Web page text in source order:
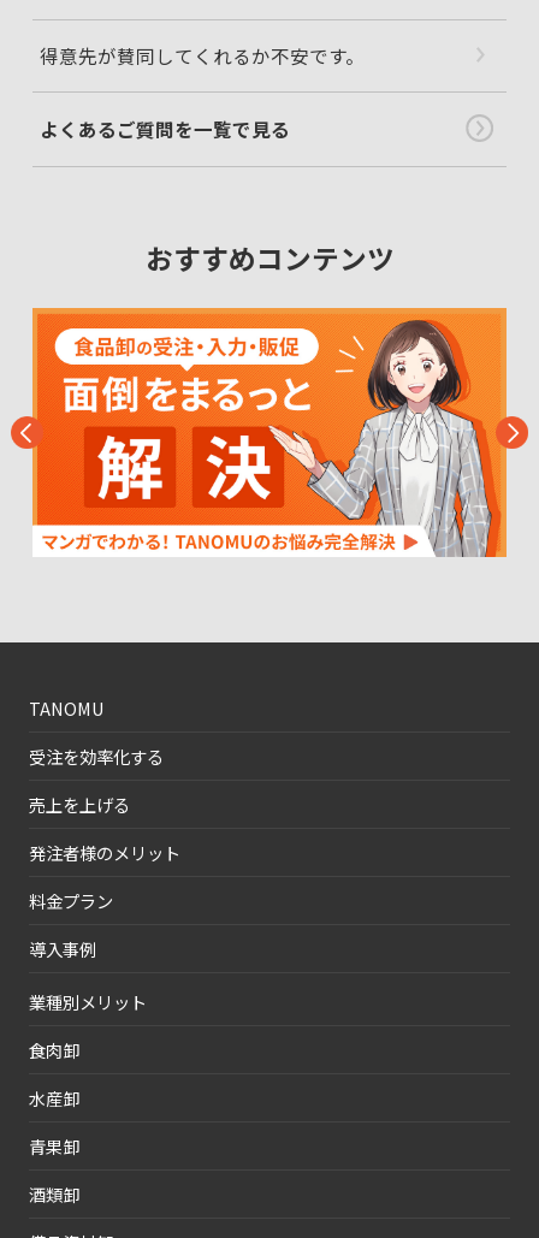
得意先が賛同してくれるか不安です。
よくあるご質問を一覧で見る
おすすめコンテンツ
TANOMU
受注を効率化する
売上を上げる
発注者様のメリット
料金プラン
導入事例
業種別メリット
食肉卸
水産卸
青果卸
酒類卸